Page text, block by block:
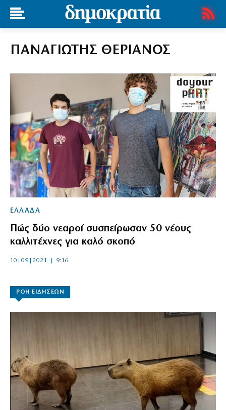
ΠΑΝΑΓΙΩΤΗΣ ΘΕΡΙΑΝΟΣ
ΕΛΛΑΔΑ
Πώς δύο νεαροί συσπείρωσαν 50 νέους
καλλιτέχνες για καλό σκοπό
10|09|2021 | 9:16
ΡΟΗ ΕΙΔΗΣΕΩΝ